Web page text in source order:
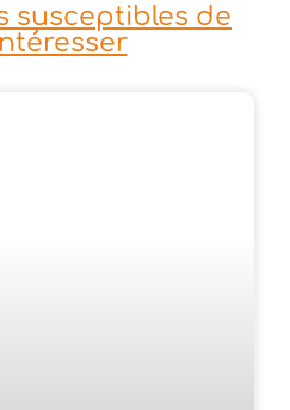
susceptibles de